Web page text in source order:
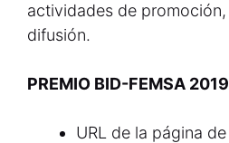
actividades de
difusión.
PREMIO BID-FEMSA
URL de la página